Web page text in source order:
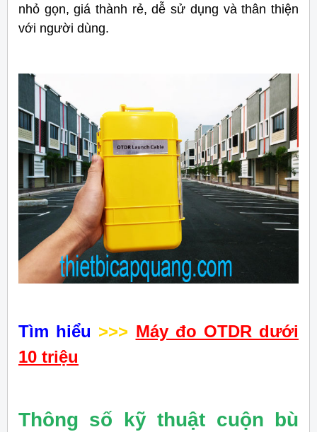
nhỏ gọn, giá thành rẻ, dễ sử dụng và thân thiện
với người dùng.
Tìm hiểu >>> Máy đo OTDR dưới
10 triệu
Thông số kỹ thuật cuộn bù